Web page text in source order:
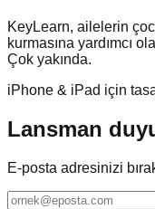
KeyLearn, ailelerin
kurmasına yardımcı
Çok yakında.
iPhone & iPad için
Lansman
E-posta adresinizi